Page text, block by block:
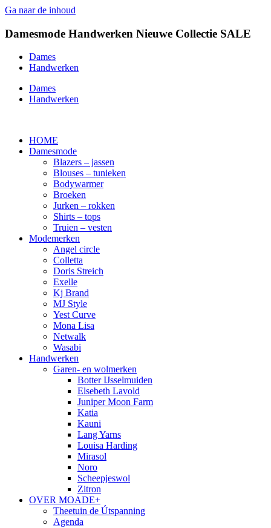
Ga naar de inhoud
Damesmode Handwerken Nieuwe Collectie SALE
Dames
Handwerken
Dames
Handwerken
HOME
Damesmode
Blazers – jassen
Blouses – tunieken
Bodywarmer
Broeken
Jurken – rokken
Shirts – tops
Truien – vesten
Modemerken
Angel circle
Colletta
Doris Streich
Exelle
Kj Brand
MJ Style
Yest Curve
Mona Lisa
Netwalk
Wasabi
Handwerken
Garen- en wolmerken
Botter IJsselmuiden
Elsebeth Lavold
Juniper Moon Farm
Katia
Kauni
Lang Yarns
Louisa Harding
Mirasol
Noro
Scheepjeswol
Zitron
OVER MOADE+
Theetuin de Útspanning
Agenda